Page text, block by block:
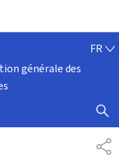
générale des
FR